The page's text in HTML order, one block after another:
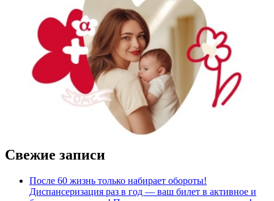
Свежие записи
После 60 жизнь только набирает обороты!
Диспансеризация раз в год — ваш билет в активное и